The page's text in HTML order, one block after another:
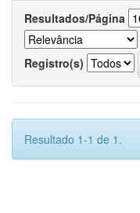
Resultados/Página
Registro(s)
Resultado 1-1 de 1.